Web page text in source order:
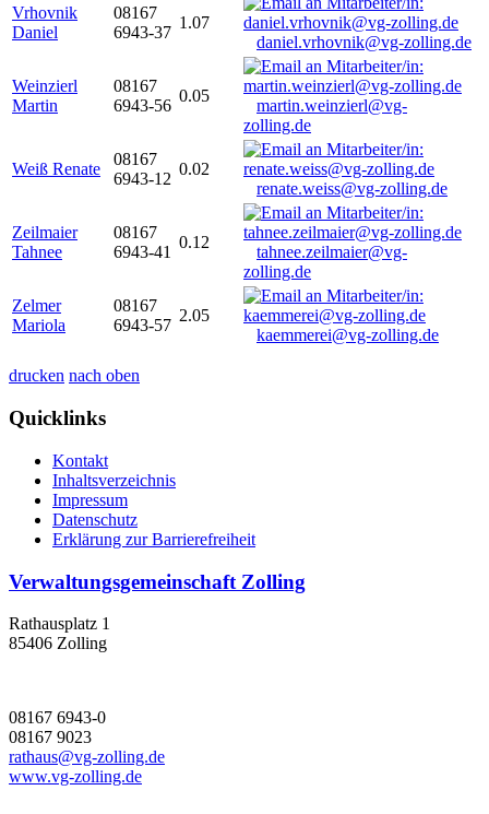
Vrhovnik
Daniel
08167
6943-37
1.07
daniel.vrhovnik@vg-zolling.de
Weinzierl
Martin
08167
6943-56
0.05
martin.weinzierl@vg-
zolling.de
Weiß Renate
08167
6943-12
0.02
renate.weiss@vg-zolling.de
Zeilmaier
Tahnee
08167
6943-41
0.12
tahnee.zeilmaier@vg-
zolling.de
Zelmer
Mariola
08167
6943-57
2.05
kaemmerei@vg-zolling.de
drucken nach oben
Quicklinks
Kontakt
Inhaltsverzeichnis
Impressum
Datenschutz
Erklärung zur Barrierefreiheit
Verwaltungsgemeinschaft Zolling
Rathausplatz 1
85406 Zolling
08167 6943-0
08167 9023
rathaus@vg-zolling.de
www.vg-zolling.de